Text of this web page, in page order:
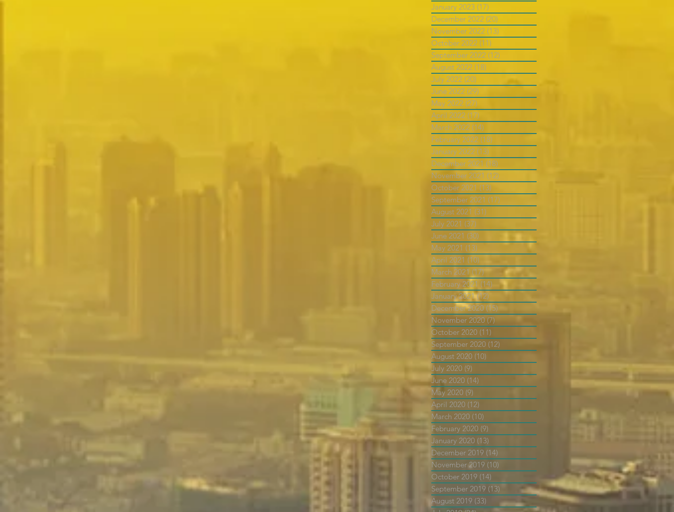
January 2023 (17)
December 2022 (20)
November 2022 (13)
October 2022 (11)
September 2022 (12)
August 2022 (18)
July 2022 (20)
June 2022 (29)
May 2022 (27)
April 2022 (17)
March 2022 (14)
February 2022 (18)
January 2022 (13)
December 2021 (18)
November 2021 (12)
October 2021 (13)
September 2021 (17)
August 2021 (31)
July 2021 (37)
June 2021 (30)
May 2021 (13)
April 2021 (10)
March 2021 (17) 17 posts
February 2021 (14) 14 posts
January 2021 (12)
December 2020 (15)
November 2020 (7)
October 2020 (11)
September 2020 (12)
August 2020 (10)
July 2020 (9)
June 2020 (14)
May 2020 (9)
April 2020 (12)
March 2020 (10)
February 2020 (9)
January 2020 (13)
December 2019 (14)
November 2019 (10)
October 2019 (14)
September 2019 (13) 13 posts
August 2019 (33) 33 posts